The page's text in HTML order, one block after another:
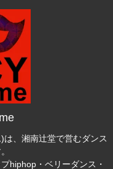
、湘南辻堂で営むダンス
hiphop・ベリーダンス・